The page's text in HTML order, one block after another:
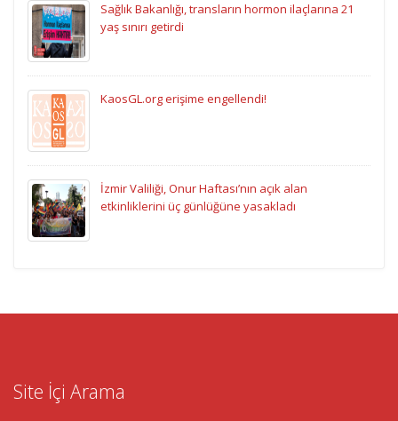
Sağlık Bakanlığı, transların hormon ilaçlarına 21
yaş sınırı getirdi
KaosGL.org erişime engellendi!
İzmir Valiliği, Onur Haftası’nın açık alan
etkinliklerini üç günlüğüne yasakladı
Site İçi Arama